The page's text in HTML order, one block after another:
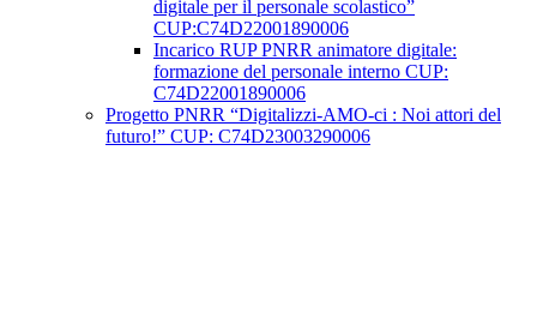
digitale per il personale scolastico”
CUP:C74D22001890006
Incarico RUP PNRR animatore digitale:
formazione del personale interno CUP:
C74D22001890006
Progetto PNRR “Digitalizzi-AMO-ci : Noi attori del
futuro!” CUP: C74D23003290006